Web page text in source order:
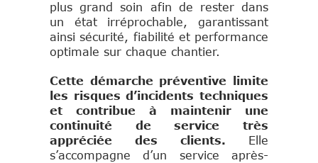
plus grand soin afin de rester dans
un état irréprochable, garantissant
ainsi sécurité, fiabilité et performance
optimale sur chaque chantier.
Cette démarche préventive limite
les risques d’incidents techniques
et contribue à maintenir une
continuité de service très
appréciée des clients. Elle
s’accompagne d’un service après-